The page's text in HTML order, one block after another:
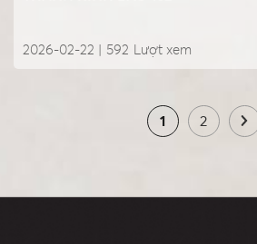
2026-02-22 | Lượt xem
592
1 2